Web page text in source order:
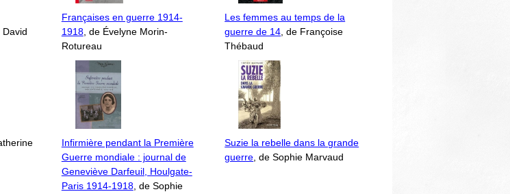
David
Françaises en guerre 1914-
1918, de Évelyne Morin-
Rotureau
Les femmes au temps de la
guerre de 14, de Françoise
Thébaud
Infirmière pendant la Première
Guerre mondiale : journal de
Geneviève Darfeuil, Houlgate-
Paris 1914-1918, de Sophie
Suzie la rebelle dans la grande
guerre, de Sophie Marvaud